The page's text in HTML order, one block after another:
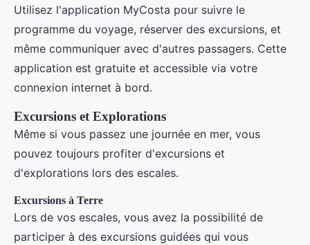
Utilisez l'application MyCosta pour suivre le
programme du voyage, réserver des excursions, et
même communiquer avec d'autres passagers. Cette
application est gratuite et accessible via votre
connexion internet à bord.
Excursions et Explorations
Même si vous passez une journée en mer, vous
pouvez toujours profiter d'excursions et
d'explorations lors des escales.
Excursions à Terre
Lors de vos escales, vous avez la possibilité de
participer à des excursions guidées qui vous